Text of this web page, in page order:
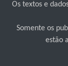
Os textos e
Somente os
estão